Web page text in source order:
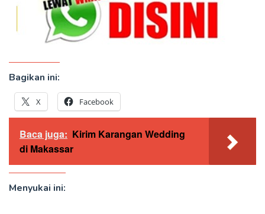
Bagikan ini:
X Facebook
Baca juga: Kirim Karangan Wedding
di Makassar
Menyukai ini: